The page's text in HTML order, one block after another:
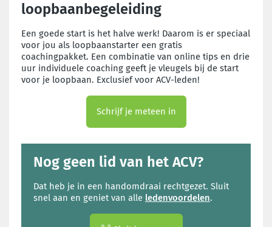
loopbaanbegeleiding
Een goede start is het halve werk! Daarom is er speciaal
voor jou als loopbaanstarter een gratis
coachingpakket. Een combinatie van online tips en drie
uur individuele coaching geeft je vleugels bij de start
voor je loopbaan. Exclusief voor ACV-leden!
Schrijf je meteen in
Nog geen lid van het ACV?
Dat heb je in een handomdraai rechtgezet. Sluit
snel aan en geniet van alle ledenvoordelen.